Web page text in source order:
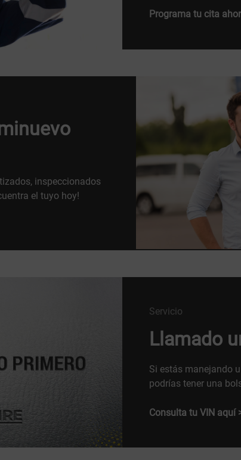
Programa tu cita
inspeccionados
el tuyo hoy!
Servicio
Llamado
Si estás manejando
podrías tener una
Consulta tu VIN aquí